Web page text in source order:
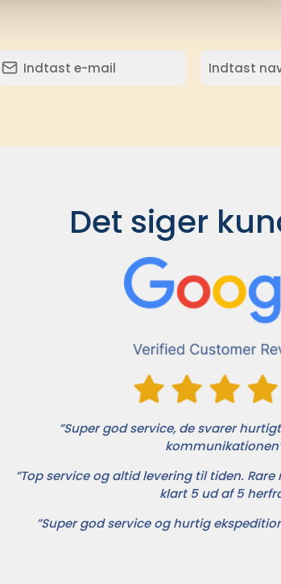
Det siger
”Super god service, de svarer
”Top service og altid levering til tiden.
klart 5 ud af 5
”Super god service og hurtig